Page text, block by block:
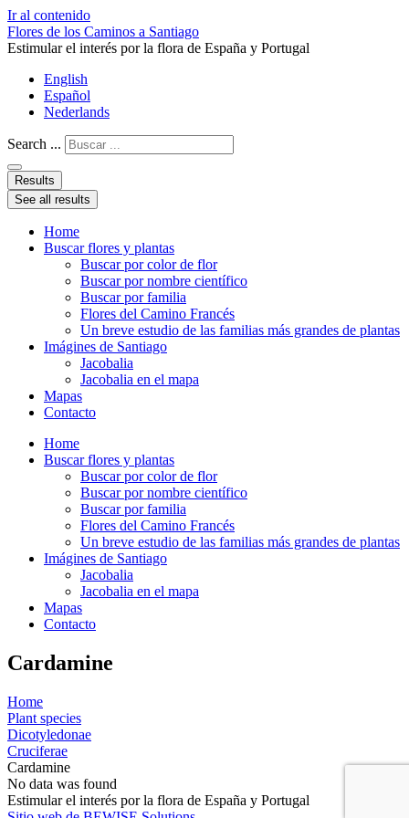
Ir al contenido
Flores de los Caminos a Santiago
Estimular el interés por la flora de España y Portugal
English
Español
Nederlands
Search ...
Results
See all results
Home
Buscar flores y plantas
Buscar por color de flor
Buscar por nombre científico
Buscar por familia
Flores del Camino Francés
Un breve estudio de las familias más grandes de plantas
Imágines de Santiago
Jacobalia
Jacobalia en el mapa
Mapas
Contacto
Home
Buscar flores y plantas
Buscar por color de flor
Buscar por nombre científico
Buscar por familia
Flores del Camino Francés
Un breve estudio de las familias más grandes de plantas
Imágines de Santiago
Jacobalia
Jacobalia en el mapa
Mapas
Contacto
Cardamine
Home
Plant species
Dicotyledonae
Cruciferae
Cardamine
No data was found
Estimular el interés por la flora de España y Portugal